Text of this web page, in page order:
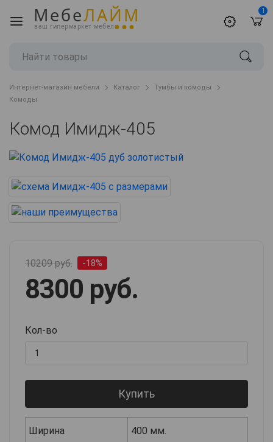
МебеЛАЙМ
ваш гипермаркет мебели
1
Интернет-магазин мебели Каталог
Тумбы и комоды
Комоды
Комод Имидж-405
10209 руб. -18%
8300 руб.
Кол-во
Купить
Ширина 400 мм.